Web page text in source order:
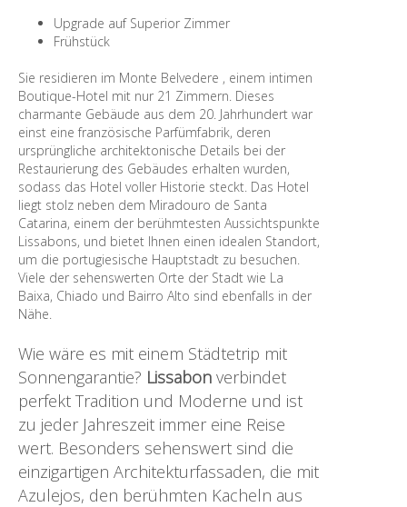
Upgrade auf Superior Zimmer
Frühstück
Sie residieren im Monte Belvedere , einem intimen
Boutique-Hotel mit nur 21 Zimmern. Dieses
charmante Gebäude aus dem 20. Jahrhundert war
einst eine französische Parfümfabrik, deren
ursprüngliche architektonische Details bei der
Restaurierung des Gebäudes erhalten wurden,
sodass das Hotel voller Historie steckt. Das Hotel
liegt stolz neben dem Miradouro de Santa
Catarina, einem der berühmtesten Aussichtspunkte
Lissabons, und bietet Ihnen einen idealen Standort,
um die portugiesische Hauptstadt zu besuchen.
Viele der sehenswerten Orte der Stadt wie La
Baixa, Chiado und Bairro Alto sind ebenfalls in der
Nähe.
Wie wäre es mit einem Städtetrip mit
Sonnengarantie? Lissabon verbindet
perfekt Tradition und Moderne und ist
zu jeder Jahreszeit immer eine Reise
wert. Besonders sehenswert sind die
einzigartigen Architekturfassaden, die mit
Azulejos, den berühmten Kacheln aus